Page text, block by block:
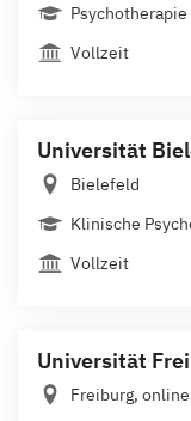
Psychotherapie
Vollzeit
Universität
Bielefeld
Klinische
Vollzeit
Universität
Freiburg, online